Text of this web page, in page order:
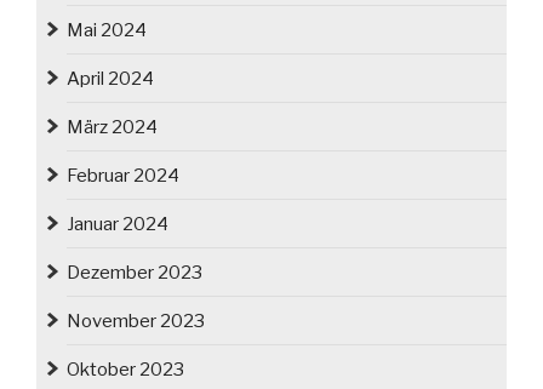
Mai 2024
April 2024
März 2024
Februar 2024
Januar 2024
Dezember 2023
November 2023
Oktober 2023